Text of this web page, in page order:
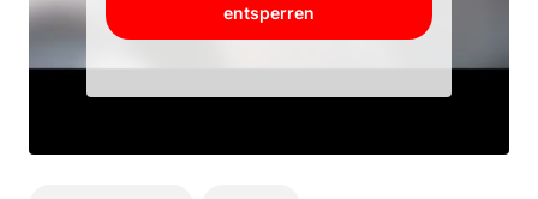
entsperren